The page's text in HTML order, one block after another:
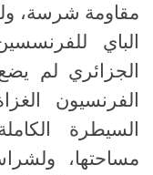
مقاومة شرسة،
الجزائري لم
الفرنسيون
السيطرة
مساحتها،